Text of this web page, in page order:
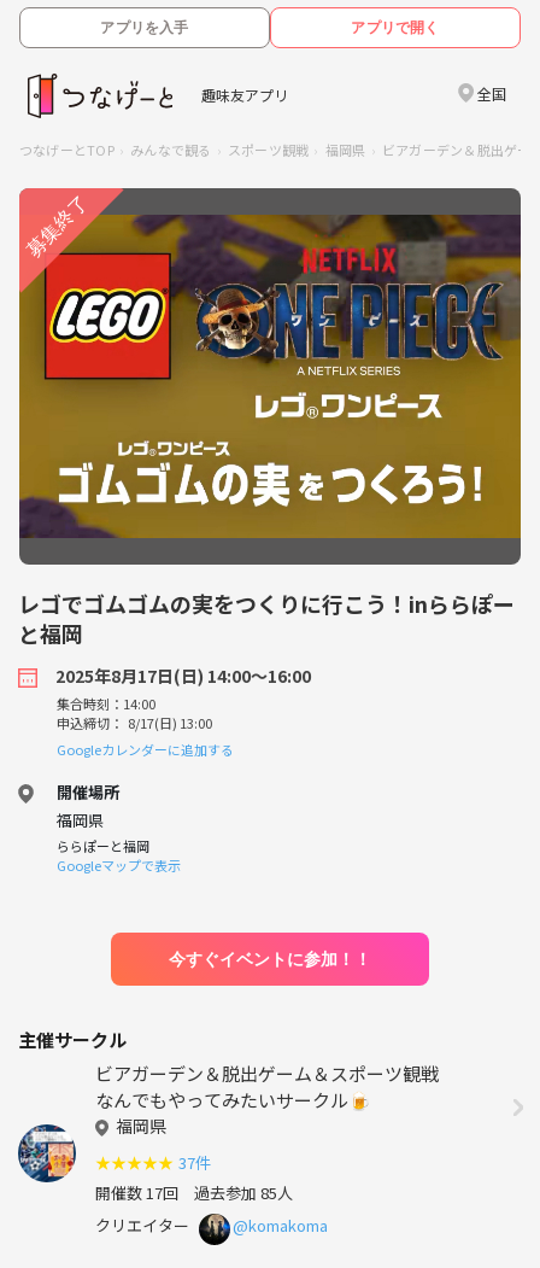
アプリを入手 アプリで開く
趣味友アプリ 全国
つなげーとTOP みんなで観る スポーツ観戦 福岡県 ビアガーデン＆脱出ゲー
レゴでゴムゴムの実をつくりに行こう！inららぽー
と福岡
2025年8月17日(日) 14:00〜16:00
集合時刻：14:00
申込締切： 8/17(日) 13:00
Googleカレンダーに追加する
開催場所
福岡県
ららぽーと福岡
Googleマップで表示
今すぐイベントに参加！！
主催サークル
ビアガーデン＆脱出ゲーム＆スポーツ観戦
なんでもやってみたいサークル🍺
福岡県
★★★★★ 37件
開催数 17回 過去参加 85人
クリエイター
@komakoma